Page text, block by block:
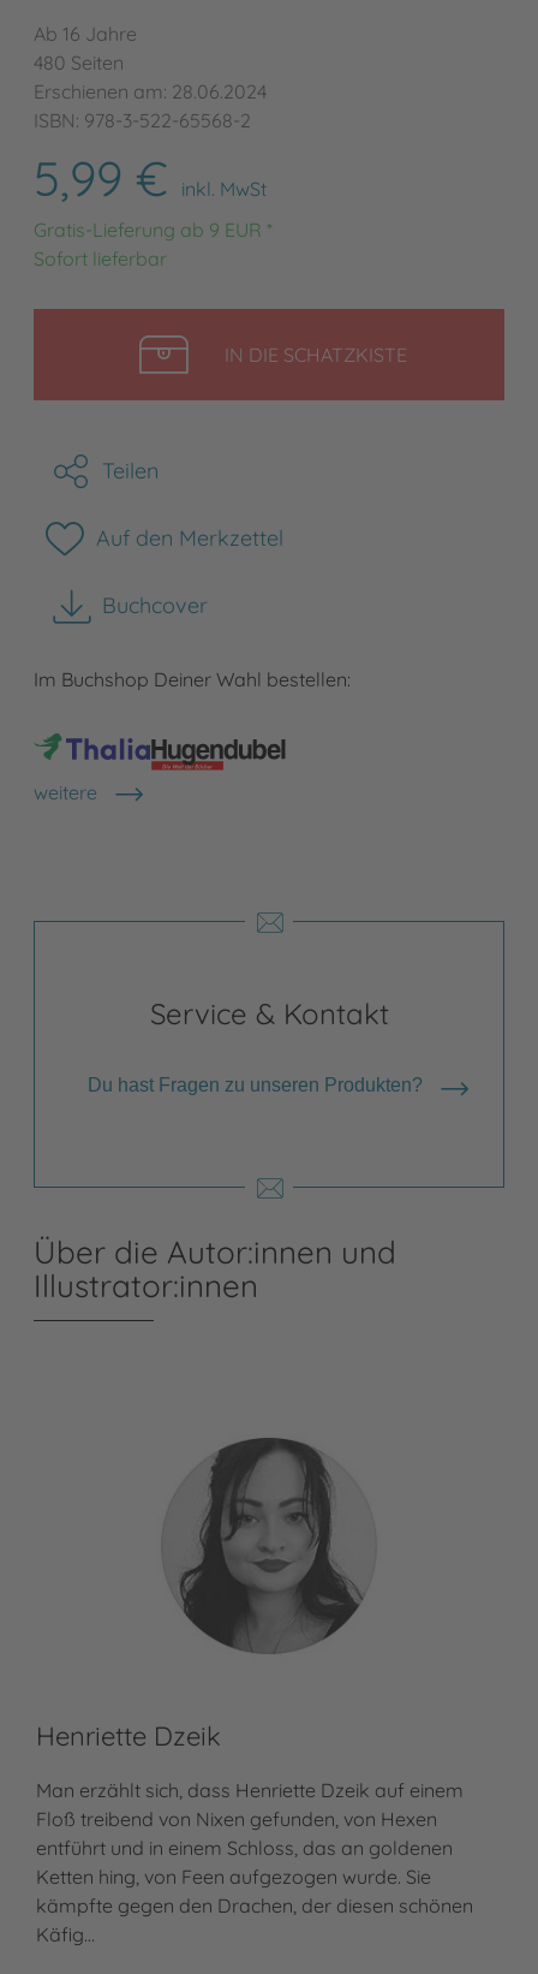
Ab 16 Jahre
480 Seiten
Erschienen am: 28.06.2024
ISBN: 978-3-522-65568-2
5,99 €
inkl. MwSt
Gratis-Lieferung ab 9 EUR *
Sofort lieferbar
IN DIE SCHATZKISTELEGEN
Teilen
Auf den Merkzettel
Buchcover
herunterladen
Im Buchshop Deiner Wahl bestellen:
weitere
Shops anzeigen
Service & Kontakt
Du hast Fragen zu unseren Produkten?
Über die Autor:innen und
Illustrator:innen
Henriette Dzeik
Man erzählt sich, dass Henriette Dzeik auf einem
Floß treibend von Nixen gefunden, von Hexen
entführt und in einem Schloss, das an goldenen
Ketten hing, von Feen aufgezogen wurde. Sie
kämpfte gegen den Drachen, der diesen schönen
Käfig…